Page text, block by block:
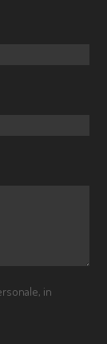
in